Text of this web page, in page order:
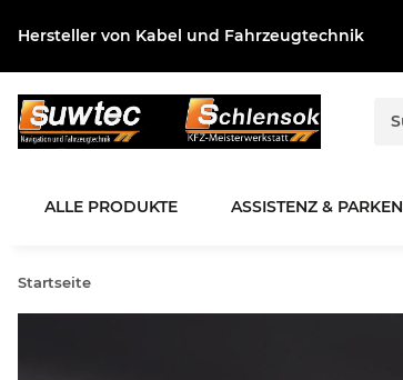
Hersteller von Kabel und Fahrzeugtechnik
ALLE PRODUKTE ASSISTENZ & PARKEN
Startseite